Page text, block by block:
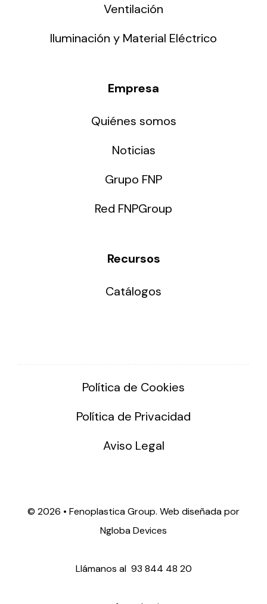
Ventilación
Iluminación y Material Eléctrico
Empresa
Quiénes somos
Noticias
Grupo FNP
Red FNPGroup
Recursos
Catálogos
Política de Cookies
Política de Privacidad
Aviso Legal
© 2026 • Fenoplastica Group. Web diseñada por
Ngloba Devices
Llámanos al 93 844 48 20